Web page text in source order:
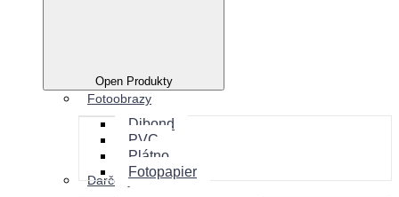
Open Produkty
Fotoobrazy
Dibond
PVC
Plátno
Fotopapier
Darčeky